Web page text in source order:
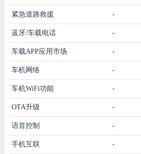
紧急道路救援 -
蓝牙/车载电话 -
车载APP应用市场 -
车机网络 -
车机WiFi功能 -
OTA升级 -
语音控制 -
手机互联 -